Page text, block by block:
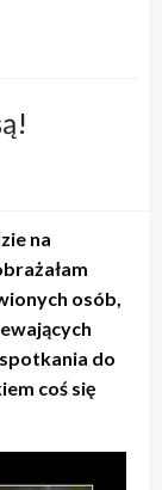
na
osób,
do
coś się